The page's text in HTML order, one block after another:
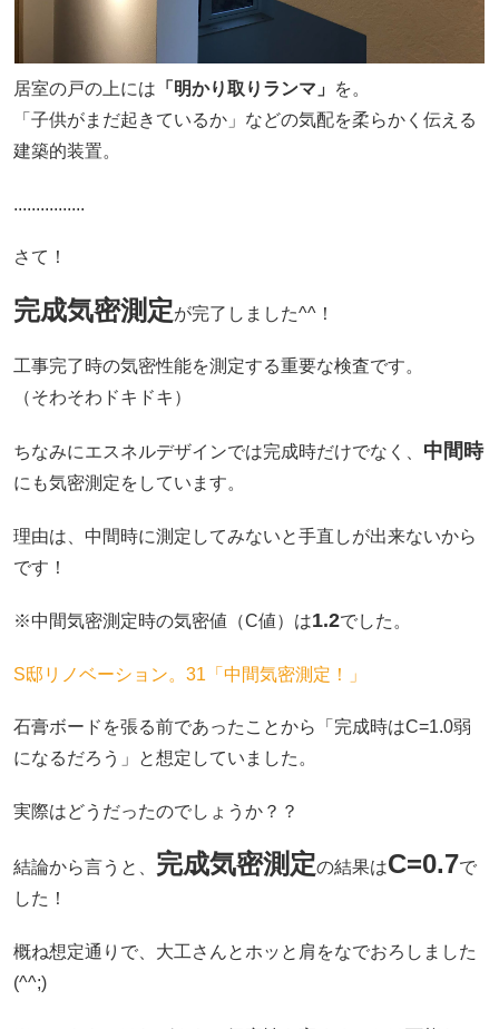
居室の戸の上には 「明かり取りランマ」
を。
「子供がまだ起きているか」などの気配を柔らかく伝える
建築的装置。
................
さて！
完成気密測定が完了しました^^！
工事完了時の気密性能を測定する重要な検査です。
（そわそわドキドキ）
ちなみにエスネルデザインでは完成時だけでなく、 中間時
にも気密測定をしています。
理由は、中間時に測定してみないと手直しが出来ないから
です！
※中間気密測定時の気密値（C値）は1.2でした。
S邸リノベーション。31「中間気密測定！」
石膏ボードを張る前であったことから「完成時はC=1.0弱
になるだろう」と想定していました。
実際はどうだったのでしょうか？？
結論から言うと、 完成気密測定の結果はC=0.7で
した！
概ね想定通りで、大工さんとホッと肩をなでおろしました
(^^;)